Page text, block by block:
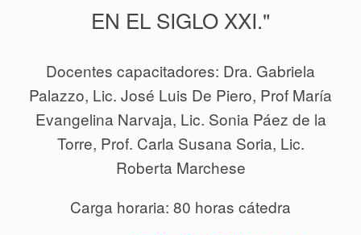
EN EL SIGLO XXI."
Docentes capacitadores: Dra. Gabriela
Palazzo, Lic. José Luis De Piero, Prof María
Evangelina Narvaja, Lic. Sonia Páez de la
Torre, Prof. Carla Susana Soria, Lic.
Roberta Marchese
Carga horaria: 80 horas cátedra